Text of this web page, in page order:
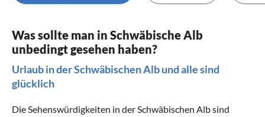
Was sollte man in Schwäbische Alb
unbedingt gesehen haben?
Urlaub in der Schwäbischen Alb und alle sind
glücklich
Die Sehenswürdigkeiten in der Schwäbischen Alb sind